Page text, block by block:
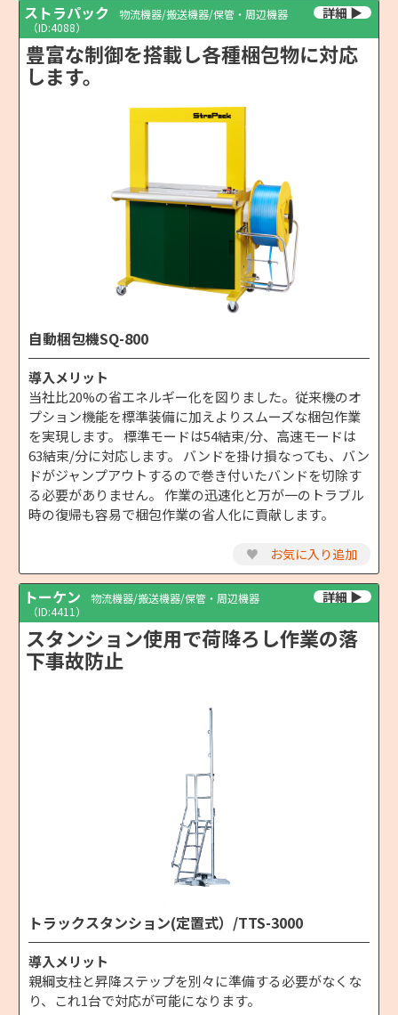
ストラパック
物流機器/搬送機器/保管・周辺機器
（ID:4088）
豊富な制御を搭載し各種梱包物に対応
します。
自動梱包機SQ-800
導入メリット
当社比20%の省エネルギー化を図りました。従来機のオ
プション機能を標準装備に加えよりスムーズな梱包作業
を実現します。 標準モードは54結束/分、高速モードは
63結束/分に対応します。 バンドを掛け損なっても、バン
ドがジャンプアウトするので巻き付いたバンドを切除す
る必要がありません。 作業の迅速化と万が一のトラブル
時の復帰も容易で梱包作業の省人化に貢献します。
♥ お気に入り追加
トーケン
物流機器/搬送機器/保管・周辺機器
（ID:4411）
スタンション使用で荷降ろし作業の落
下事故防止
トラックスタンション(定置式）/TTS-3000
導入メリット
親綱支柱と昇降ステップを別々に準備する必要がなくな
り、これ1台で対応が可能になります。